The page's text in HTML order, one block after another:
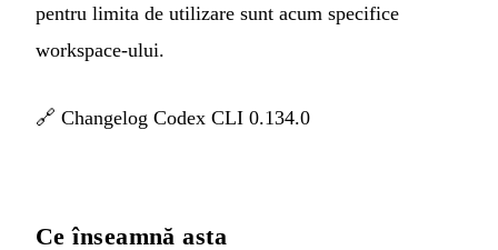
pentru limita de utilizare sunt acum specifice
workspace-ului.
🔗 Changelog Codex CLI 0.134.0
Ce înseamnă asta